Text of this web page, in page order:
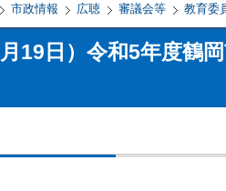
市政情報 広聴 審議会等 教育委
19日）令和5年度鶴